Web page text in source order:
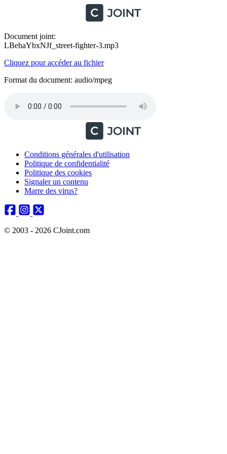
Document joint:
LBehaYbxNJf_street-fighter-3.mp3
Cliquez pour accéder au fichier
Format du document: audio/mpeg
Conditions générales d'utilisation
Politique de confidentialité
Politique des cookies
Signaler un contenu
Marre des virus?
© 2003 - 2026 CJoint.com